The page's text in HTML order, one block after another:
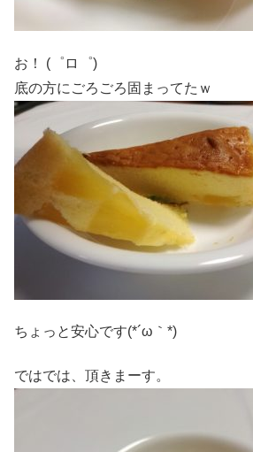
お！ (゜ロ゜)
底の方にごろごろ固まってたｗ
ちょっと安心です(*´ω｀*)
ではでは、頂きまーす。